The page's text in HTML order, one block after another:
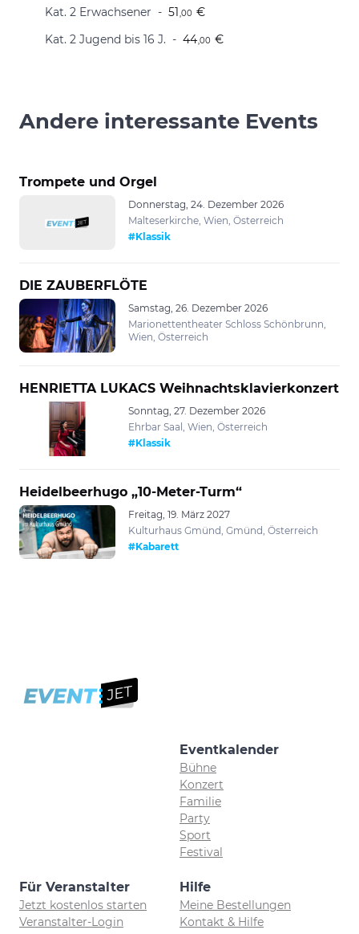
Kat. 2 Erwachsener
51,00 €
Kat. 2 Jugend bis 16 J.
44,00 €
Andere interessante Events
Trompete und Orgel
Donnerstag, 24. Dezember 2026
Malteserkirche, Wien, Österreich
#Klassik
DIE ZAUBERFLÖTE
Samstag, 26. Dezember 2026
Marionettentheater Schloss Schönbrunn,
Wien, Österreich
HENRIETTA LUKACS Weihnachtsklavierkonzert
Sonntag, 27. Dezember 2026
Ehrbar Saal, Wien, Österreich
#Klassik
Heidelbeerhugo „10-Meter-Turm“
Freitag, 19. März 2027
Kulturhaus Gmünd, Gmünd, Österreich
#Kabarett
Eventkalender
Bühne
Konzert
Familie
Party
Sport
Festival
Für Veranstalter
Jetzt kostenlos starten
Veranstalter-Login
Hilfe
Meine Bestellungen
Kontakt & Hilfe